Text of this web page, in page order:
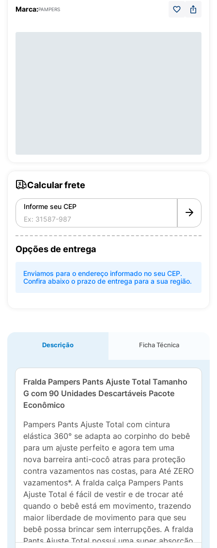
Marca:PAMPERS
Calcular frete
Informe seu CEP
Opções de entrega
Enviamos para o endereço informado no seu CEP.
Confira abaixo o prazo de entrega para a sua região.
Descrição Ficha Técnica
Fralda Pampers Pants Ajuste Total Tamanho
G com 90 Unidades Descartáveis Pacote
Econômico
Pampers Pants Ajuste Total com cintura
elástica 360° se adapta ao corpinho do bebê
para um ajuste perfeito e agora tem uma
nova barreira anti-cocô atras para proteção
contra vazamentos nas costas, para Até ZERO
vazamentos*. A fralda calça Pampers Pants
Ajuste Total é fácil de vestir e de trocar até
quando o bebê está em movimento, trazendo
maior liberdade de movimento para que seu
bebê possa brincar sem interrupções. A fralda
Pants Ajuste Total possui uma super absorção